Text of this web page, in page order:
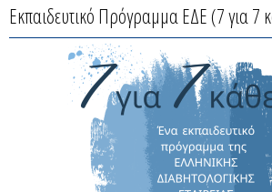
Εκπαιδευτικό Πρόγραμμα ΕΔΕ (7 για 7